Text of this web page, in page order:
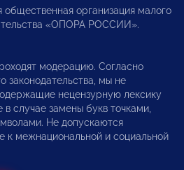
организация малого
«ОПОРА РОССИИ».
модерацию. Согласно
законодательства, мы не
нецензурную лексику
случае замены букв точками,
Не допускаются
к межнациональной и социальной